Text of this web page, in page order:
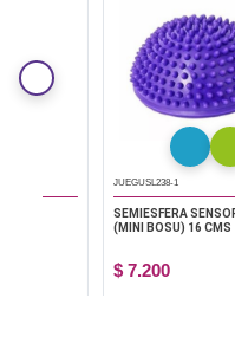
JUEGUSL238-1
SEMIESFERA SENSORIAL
(MINI BOSU) 16 CMS
$ 7.200